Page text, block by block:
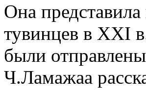
Она
тувинцев в XXI
были
Ч.Ламажаа